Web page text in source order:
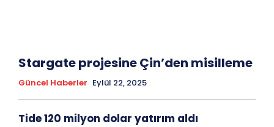
Stargate projesine Çin’den misilleme
Güncel Haberler Eylül 22, 2025
Tide 120 milyon dolar yatırım aldı